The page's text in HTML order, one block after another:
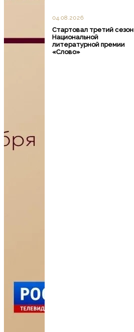
04.08.2026
Стартовал третий сезон
Национальной
литературной премии
«Слово»